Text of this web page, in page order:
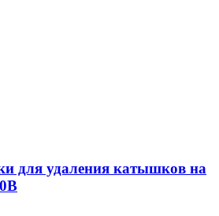
для удаления катышков на